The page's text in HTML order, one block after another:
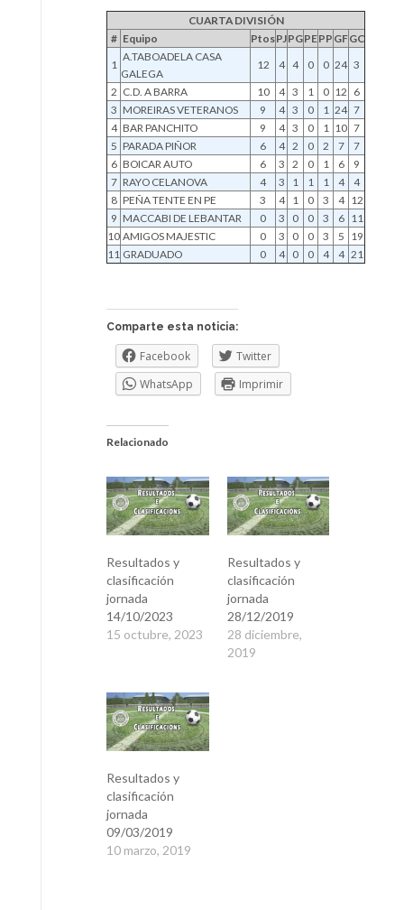
CUARTA DIVISIÓN
# Equipo PtosPJPGPEPP GFGC
1
A.TABOADELA CASA
GALEGA
12 4 4 0 0 24 3
2 C.D. A BARRA 10 4 3 1 0 12 6
3 MOREIRAS VETERANOS 9 4 3 0 1 24 7
4 BAR PANCHITO 9 4 3 0 1 10 7
5 PARADA PIÑOR 6 4 2 0 2 7
7
6 BOICAR AUTO 6 3 2 0 1 6
9
7 RAYO CELANOVA 4 3 1 1 1 4
4
8 PEÑA TENTE EN PE 3 4 1 0 3 4 12
9 MACCABI DE LEBANTAR 0 3 0 0 3 6 11
10 AMIGOS MAJESTIC 0 3 0 0 3 5 19
11 GRADUADO 0 4 0 0 4 4 21
Comparte esta noticia:
Facebook
Twitter
WhatsApp
Imprimir
Relacionado
Resultados y
clasificación
jornada
14/10/2023
15 octubre, 2023
Resultados y
clasificación
jornada
28/12/2019
28 diciembre,
2019
Resultados y
clasificación
jornada
09/03/2019
10 marzo, 2019